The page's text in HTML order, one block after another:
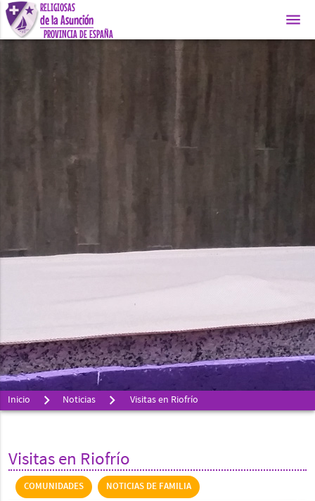
RELIGIOSAS
de la Asunción
PROVINCIA DE ESPAÑA
menu
Inicio Noticias Visitas en Riofrío
Visitas en Riofrío
COMUNIDADES NOTICIAS DE FAMILIA